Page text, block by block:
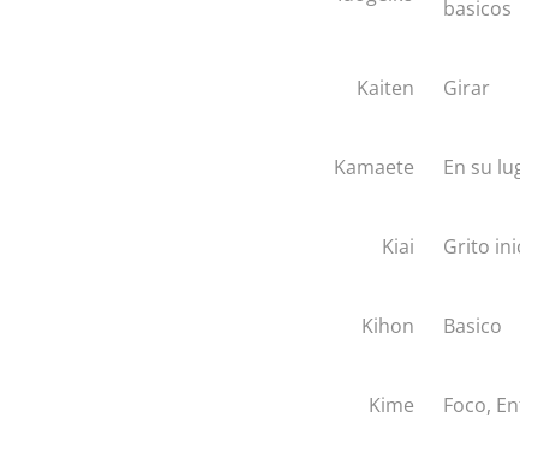
basicos
Kaiten Girar
Kamaete En su
Kiai Grito
Kihon Basico
Kime Foco,